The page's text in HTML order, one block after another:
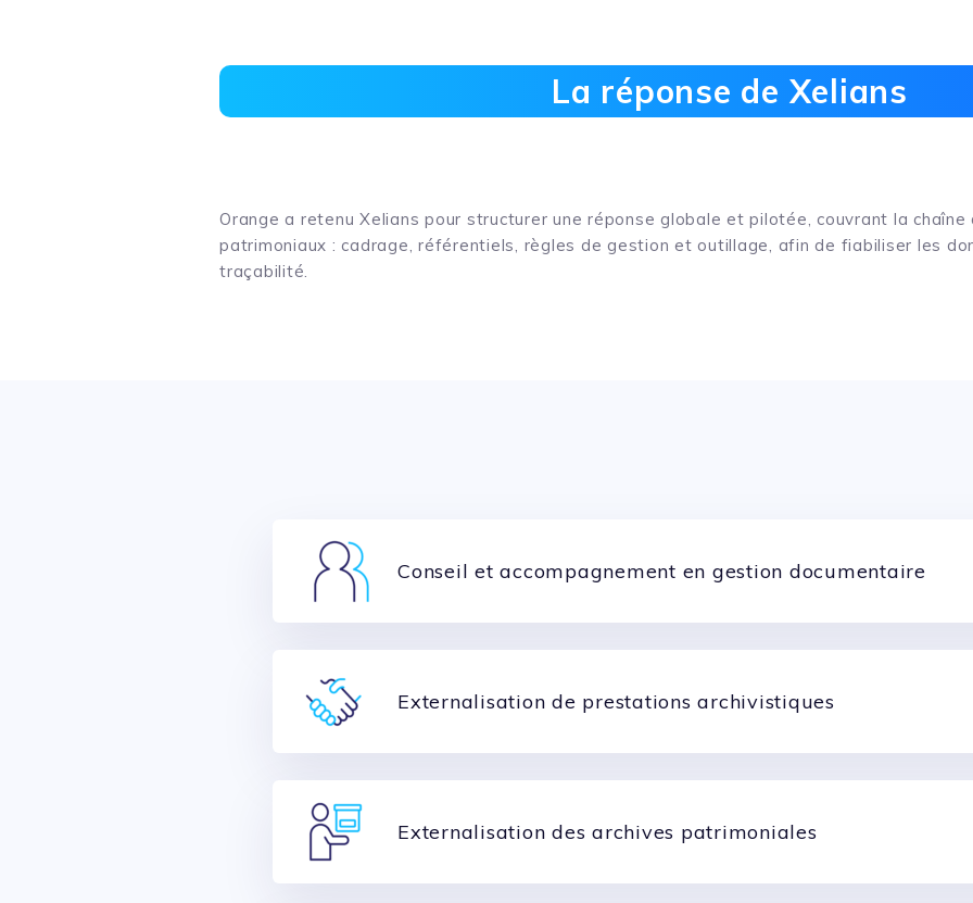
La réponse de Xelians
Orange a retenu Xelians pour structurer une réponse globale et pilotée, couvrant la
patrimoniaux : cadrage, référentiels, règles de gestion et outillage, afin de fiabiliser les
traçabilité.
Conseil et accompagnement en gestion documentaire
Externalisation de prestations archivistiques
Externalisation des archives patrimoniales